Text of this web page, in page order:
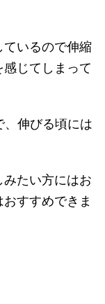
いるので伸縮
じてしまって
、伸びる頃には
たい方にはお
すすめできま